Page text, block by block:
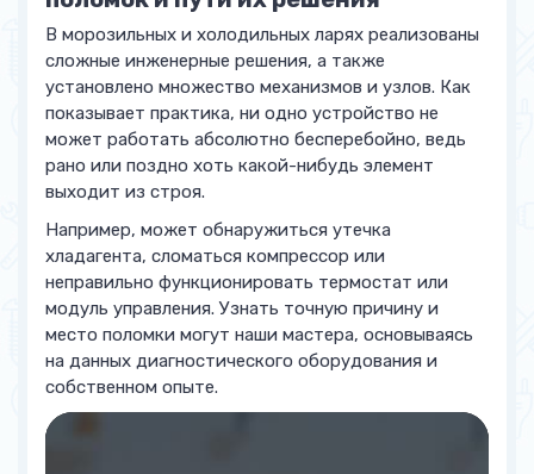
В морозильных и холодильных ларях реализованы
сложные инженерные решения, а также
установлено множество механизмов и узлов. Как
показывает практика, ни одно устройство не
может работать абсолютно бесперебойно, ведь
рано или поздно хоть какой-нибудь элемент
выходит из строя.
Например, может обнаружиться утечка
хладагента, сломаться компрессор или
неправильно функционировать термостат или
модуль управления. Узнать точную причину и
место поломки могут наши мастера, основываясь
на данных диагностического оборудования и
собственном опыте.